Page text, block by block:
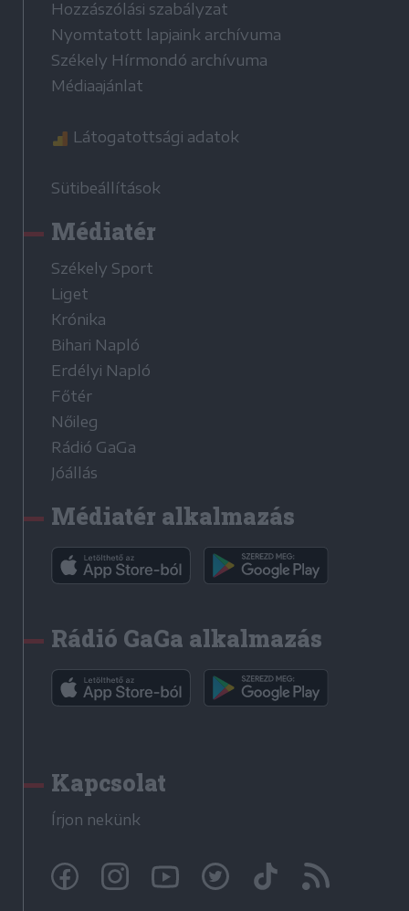
Hozzászólási szabályzat
Nyomtatott lapjaink archívuma
Székely Hírmondó archívuma
Médiaajánlat
Látogatottsági adatok
Sütibeállítások
Médiatér
Székely Sport
Liget
Krónika
Bihari Napló
Erdélyi Napló
Főtér
Nőileg
Rádió GaGa
Jóállás
Médiatér alkalmazás
Rádió GaGa alkalmazás
Kapcsolat
Írjon nekünk